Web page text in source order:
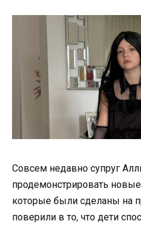
Совсем недавно супруг
продемонстрировать
которые были сделаны на
поверили в то, что дети